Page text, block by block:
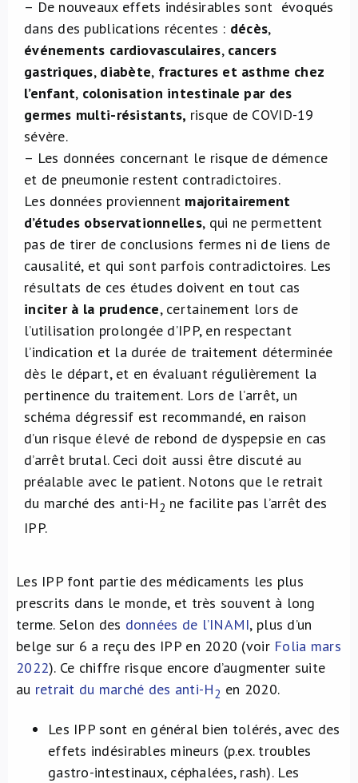
– De nouveaux effets indésirables sont évoqués
dans des publications récentes : décès,
événements cardiovasculaires, cancers
gastriques, diabète, fractures et asthme chez
l’enfant, colonisation intestinale par des
germes multi-résistants, risque de COVID-19
sévère.
– Les données concernant le risque de démence
et de pneumonie restent contradictoires.
Les données proviennent majoritairement
d’études observationnelles, qui ne permettent
pas de tirer de conclusions fermes ni de liens de
causalité, et qui sont parfois contradictoires. Les
résultats de ces études doivent en tout cas
inciter à la prudence, certainement lors de
l’utilisation prolongée d’IPP, en respectant
l’indication et la durée de traitement déterminée
dès le départ, et en évaluant régulièrement la
pertinence du traitement. Lors de l’arrêt, un
schéma dégressif est recommandé, en raison
d’un risque élevé de rebond de dyspepsie en cas
d’arrêt brutal. Ceci doit aussi être discuté au
préalable avec le patient. Notons que le retrait
du marché des anti-H2 ne facilite pas l’arrêt des
IPP.
Les IPP font partie des médicaments les plus
prescrits dans le monde, et très souvent à long
terme. Selon des données de l’INAMI, plus d’un
belge sur 6 a reçu des IPP en 2020 (voir Folia mars
2022). Ce chiffre risque encore d’augmenter suite
au retrait du marché des anti-H2 en 2020.
Les IPP sont en général bien tolérés, avec des
effets indésirables mineurs (p.ex. troubles
gastro-intestinaux, céphalées, rash). Les